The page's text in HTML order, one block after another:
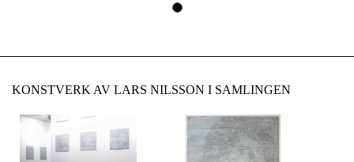
KONSTVERK AV LARS NILSSON I SAMLINGEN